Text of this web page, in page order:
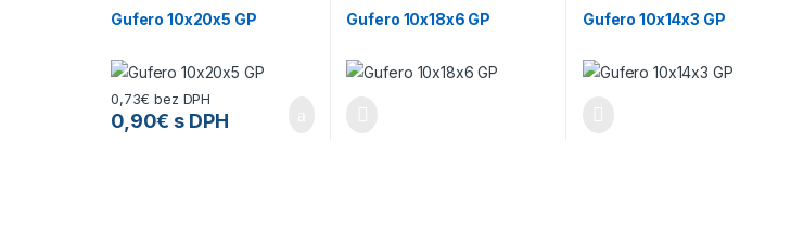
Gufero 10x20x5 GP
0,73€ bez DPH
0,90€ s DPH
Gufero 10x18x6 GP Gufero 10x14x3 GP